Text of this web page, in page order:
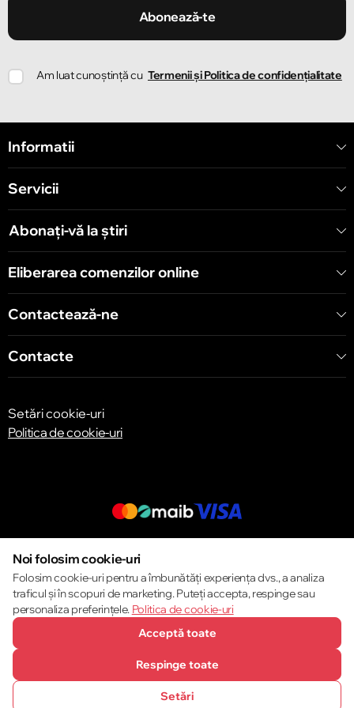
Strada Ion Creangă 78
Strada Mitropolit Varlaam 58
Chișinău
Abonează-te
Am luat cunoștință cu Termenii și Politica de confidențialitate
Informatii
Servicii
Abonați-vă la știri
Eliberarea comenzilor online
Contactează-ne
Contacte
Setări cookie-uri
Politica de cookie-uri
© 2013 – 2026 ECOM
Noi folosim cookie-uri
Folosim cookie-uri pentru a îmbunătăți experiența dvs., a analiza
traficul și în scopuri de marketing. Puteți accepta, respinge sau
personaliza preferințele. Politica de cookie-uri
Acceptă toate
Respinge toate
Setări